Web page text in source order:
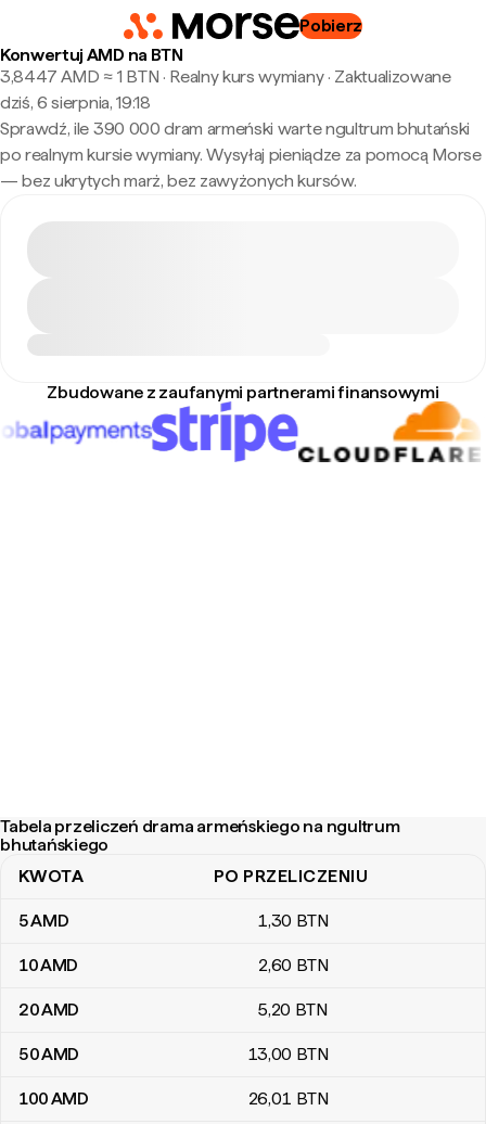
Pobierz
Konwertuj AMD na BTN
3,8447 AMD ≈ 1 BTN · Realny kurs wymiany· Zaktualizowane
dziś, 6 sierpnia, 19:18
Sprawdź, ile 390 000 dram armeński warte ngultrum bhutański
po realnym kursie wymiany. Wysyłaj pieniądze za pomocą Morse
— bez ukrytych marż, bez zawyżonych kursów.
Zbudowane z zaufanymi partnerami finansowymi
Tabela przeliczeń drama armeńskiego na ngultrum
bhutańskiego
Tabela przeliczeń drama armeńskiego na ngultrum bhutańskiego
KWOTA PO PRZELICZENIU
5AMD 1,30 BTN
10AMD 2,60 BTN
20AMD 5,20 BTN
50AMD 13,00 BTN
100AMD 26,01 BTN